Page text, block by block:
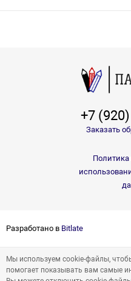
+7
Заказать
Разработано в Bitlate
Мы используем cookie-файлы,
помогает показывать вам самые